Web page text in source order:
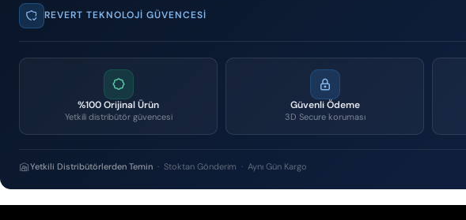
REVERT TEKNOLOJI GÜVENCESI
%100 Orijinal Ürün
Yetkili distribütör güvencesi
Güvenli Ödeme
3D Secure koruması
Yetkili Distribütörlerden Temin · Stoktan Gönderim · Aynı Gün Kargo